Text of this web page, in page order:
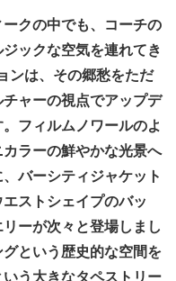
クの中でも、コーチの
ックな空気を連れてき
ンは、その郷愁をただ
ャーの視点でアップデ
フィルムノワールのよ
ラーの鮮やかな光景へ
バーシティジャケット
ストシェイプのバッ
ーが次々と登場しまし
という歴史的な空間を
う大きなタペストリー